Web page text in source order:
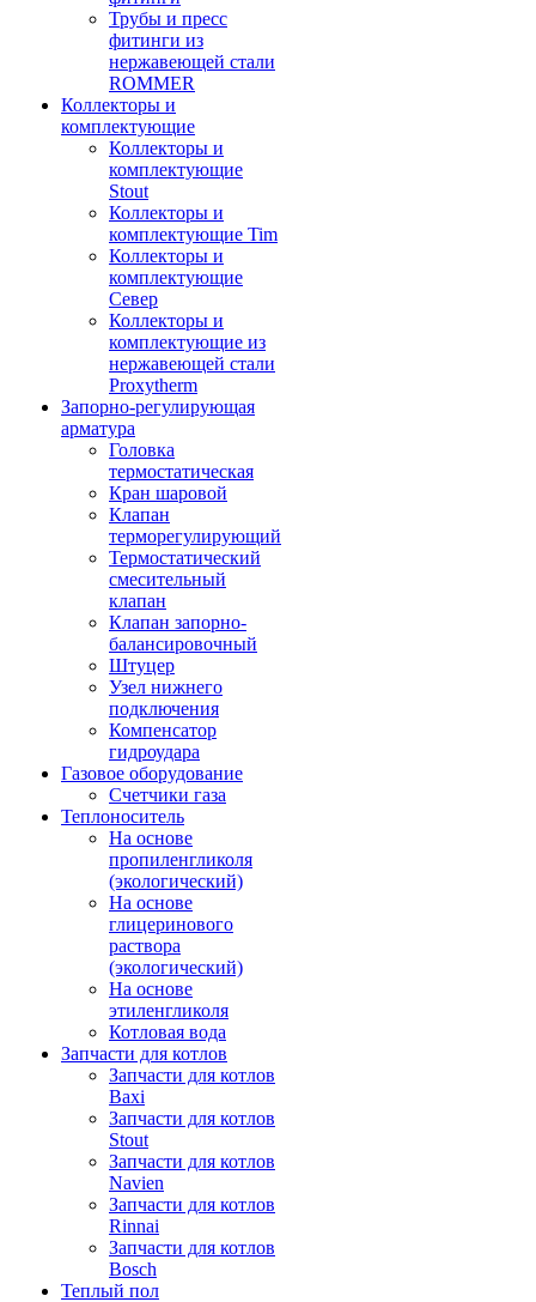
Трубы и пресс
фитинги из
нержавеющей стали
ROMMER
Коллекторы и
комплектующие
Коллекторы и
комплектующие
Stout
Коллекторы и
комплектующие Tim
Коллекторы и
комплектующие
Север
Коллекторы и
комплектующие из
нержавеющей стали
Proxytherm
Запорно-регулирующая
арматура
Головка
термостатическая
Кран шаровой
Клапан
терморегулирующий
Термостатический
смесительный
клапан
Клапан запорно-
балансировочный
Штуцер
Узел нижнего
подключения
Компенсатор
гидроудара
Газовое оборудование
Счетчики газа
Теплоноситель
На основе
пропиленгликоля
(экологический)
На основе
глицеринового
раствора
(экологический)
На основе
этиленгликоля
Котловая вода
Запчасти для котлов
Запчасти для котлов
Baxi
Запчасти для котлов
Stout
Запчасти для котлов
Navien
Запчасти для котлов
Rinnai
Запчасти для котлов
Bosch
Теплый пол